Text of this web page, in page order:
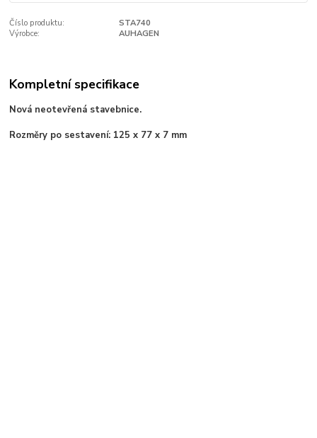
Číslo produktu:
STA740
Výrobce:
AUHAGEN
Kompletní specifikace
Nová neotevřená stavebnice.
Rozměry po sestavení: 125 x 77 x 7 mm